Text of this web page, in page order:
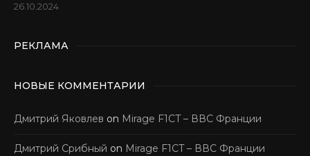
26.10.2024
РЕКЛАМА
НОВЫЕ КОММЕНТАРИИ
Дмитрий Яковлев on Mirage F1CT – ВВС Франции
Дмитрий Срибный on Mirage F1CT – ВВС Франции